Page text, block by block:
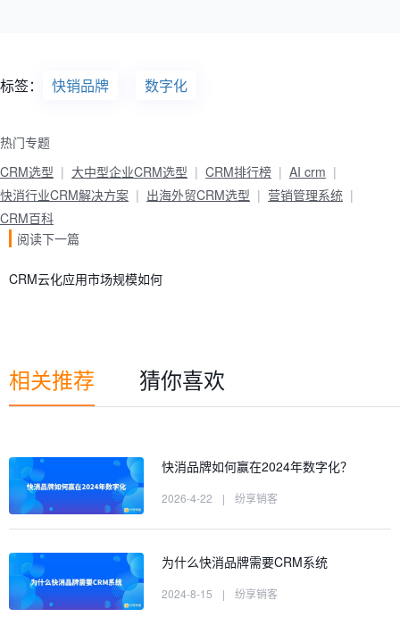
标签： 快销品牌 数字化
热门专题
CRM选型
大中型企业CRM选型 CRM排行榜
AI crm
快消行业CRM解决方案
出海外贸CRM选型
营销管理系统
CRM百科
阅读下一篇
CRM云化应用市场规模如何
相关推荐 猜你喜欢
快消品牌如何赢在2024年数字化？
2026-4-22 | 纷享销客
为什么快消品牌需要CRM系统
2024-8-15 | 纷享销客